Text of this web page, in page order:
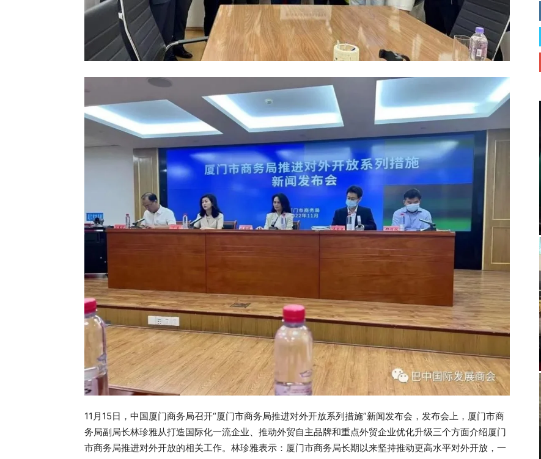
11月15日，中国厦门商务局召开“厦门市商务局推进对外开放系列措施”新闻发布会，发布会上，厦门市商
务局副局长林珍雅从打造国际化一流企业、推动外贸自主品牌和重点外贸企业优化升级三个方面介绍厦门
市商务局推进对外开放的相关工作。林珍雅表示：厦门市商务局长期以来坚持推动更高水平对外开放，一